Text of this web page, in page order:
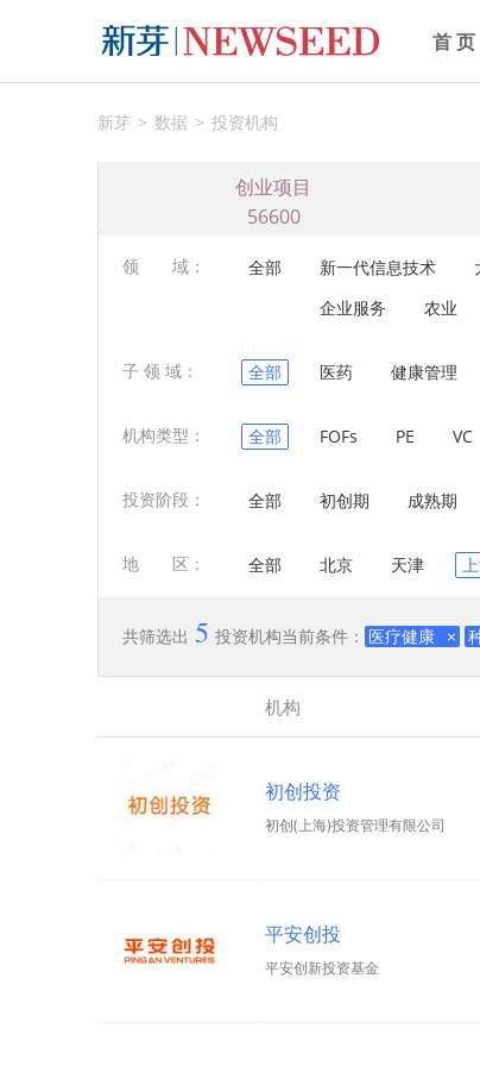
首 页
新芽 数据 投资机构
创业项目
56600
领 域： 全部 新一代信息技术
企业服务
农业
子 领 域： 全部 医药 健康管理
机构类型： 全部 FOFs PE VC
投资阶段： 全部 初创期 成熟期
地 区： 全部 北京 天津
共筛选出 5 投资机构当前条件： 医疗健康 ×
机构
初创投资
初创(上海)投资管理有限公司
平安创投
平安创新投资基金